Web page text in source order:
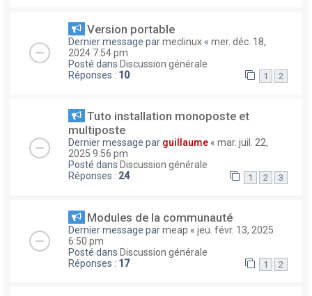
Version portable
Dernier message parmeclinux « mer. déc. 18,
2024 7:54 pm
Posté dans Discussion générale
Réponses : 10 1 2
Tuto installation monoposte et
multiposte
Dernier message par guillaume « mar. juil. 22,
2025 9:56 pm
Posté dans Discussion générale
Réponses : 24 1 2 3
Modules de la communauté
Dernier message parmeap « jeu. févr. 13, 2025
6:50 pm
Posté dans Discussion générale
Réponses : 17 1 2